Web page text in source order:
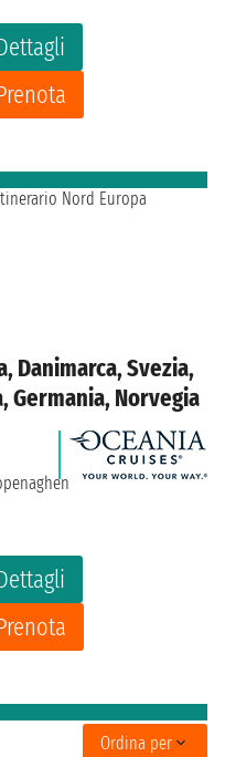
Danimarca, Svezia,
Germania, Norvegia
Ordina per